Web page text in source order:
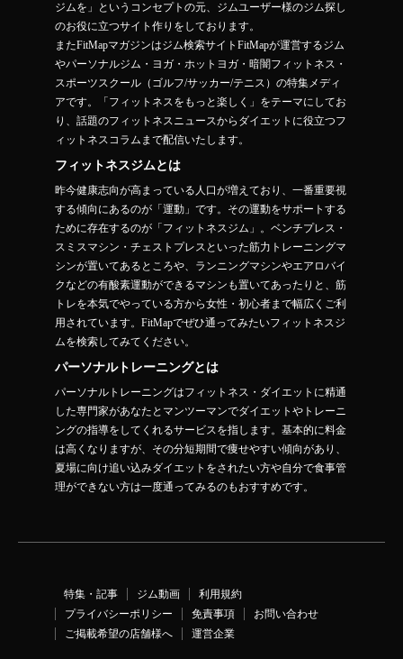
ジムを」というコンセプトの元、ジムユーザー様のジム探し
のお役に立つサイト作りをしております。
またFitMapマガジンはジム検索サイトFitMapが運営するジム
やパーソナルジム・ヨガ・ホットヨガ・暗闇フィットネス・
スポーツスクール（ゴルフ/サッカー/テニス）の特集メディ
アです。「フィットネスをもっと楽しく」をテーマにしてお
り、話題のフィットネスニュースからダイエットに役立つフ
ィットネスコラムまで配信いたします。
フィットネスジムとは
昨今健康志向が高まっている人口が増えており、一番重要視
する傾向にあるのが「運動」です。その運動をサポートする
ために存在するのが「フィットネスジム」。ベンチプレス・
スミスマシン・チェストプレスといった筋力トレーニングマ
シンが置いてあるところや、ランニングマシンやエアロバイ
クなどの有酸素運動ができるマシンも置いてあったりと、筋
トレを本気でやっている方から女性・初心者まで幅広くご利
用されています。FitMapでぜひ通ってみたいフィットネスジ
ムを検索してみてください。
パーソナルトレーニングとは
パーソナルトレーニングはフィットネス・ダイエットに精通
した専門家があなたとマンツーマンでダイエットやトレーニ
ングの指導をしてくれるサービスを指します。基本的に料金
は高くなりますが、その分短期間で痩せやすい傾向があり、
夏場に向け追い込みダイエットをされたい方や自分で食事管
理ができない方は一度通ってみるのもおすすめです。
特集・記事 ジム動画
利用規約
プライバシーポリシー
免責事項
お問い合わせ
ご掲載希望の店舗様へ
運営企業